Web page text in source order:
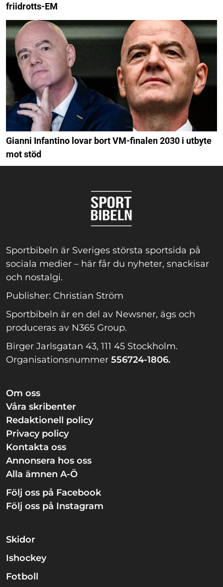
friidrotts-EM
Gianni Infantino lovar bort VM-finalen 2030 i utbyte
mot stöd
Sportbibeln är Sveriges största sportsida på
sociala medier – här får du nyheter, snackisar
och nostalgi.
Publisher: Christian Ström
Sportbibeln är en del av Newsner, ägs och
produceras av N365 Group.
Birger Jarlsgatan 43, 111 45 Stockholm.
Organisationsnummer 556724-1806.
Om oss
Våra skribenter
Redaktionell policy
Privacy policy
Kontakta oss
Annonsera hos oss
Alla ämnen A-Ö
Följ oss på Facebook
Följ oss på Instagram
Skidor
Ishockey
Fotboll